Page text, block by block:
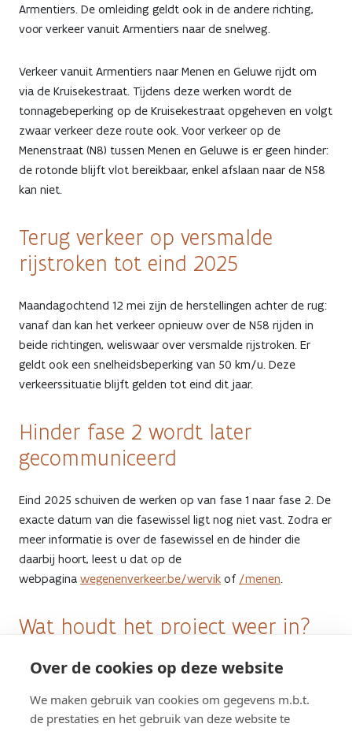
Over de cookies op deze website
We maken gebruik van cookies om gegevens m.b.t.
de prestaties en het gebruik van deze website te
Armentiers. De omleiding geldt ook in de andere richting,
voor verkeer vanuit Armentiers naar de snelweg.
Verkeer vanuit Armentiers naar Menen en Geluwe rijdt om
via de Kruisekestraat. Tijdens deze werken wordt de
tonnagebeperking op de Kruisekestraat opgeheven en volgt
zwaar verkeer deze route ook. Voor verkeer op de
Menenstraat (N8) tussen Menen en Geluwe is er geen hinder:
de rotonde blijft vlot bereikbaar, enkel afslaan naar de N58
kan niet.
Terug verkeer op versmalde
rijstroken tot eind 2025
Maandagochtend 12 mei zijn de herstellingen achter de rug:
vanaf dan kan het verkeer opnieuw over de N58 rijden in
beide richtingen, weliswaar over versmalde rijstroken. Er
geldt ook een snelheidsbeperking van 50 km/u. Deze
verkeerssituatie blijft gelden tot eind dit jaar.
Hinder fase 2 wordt later
gecommuniceerd
Eind 2025 schuiven de werken op van fase 1 naar fase 2. De
exacte datum van die fasewissel ligt nog niet vast. Zodra er
meer informatie is over de fasewissel en de hinder die
daarbij hoort, leest u dat op de
webpagina wegenenverkeer.be/wervik of /menen
Wat houdt het project weer in?
De N58 wordt grondig vernieuwd, tussen de A19 en de
Geluwe en op de afrit Wervik (nr. 2a) op te lossen. De
rotonde op de Menenstraat wordt omgebouwd tot een